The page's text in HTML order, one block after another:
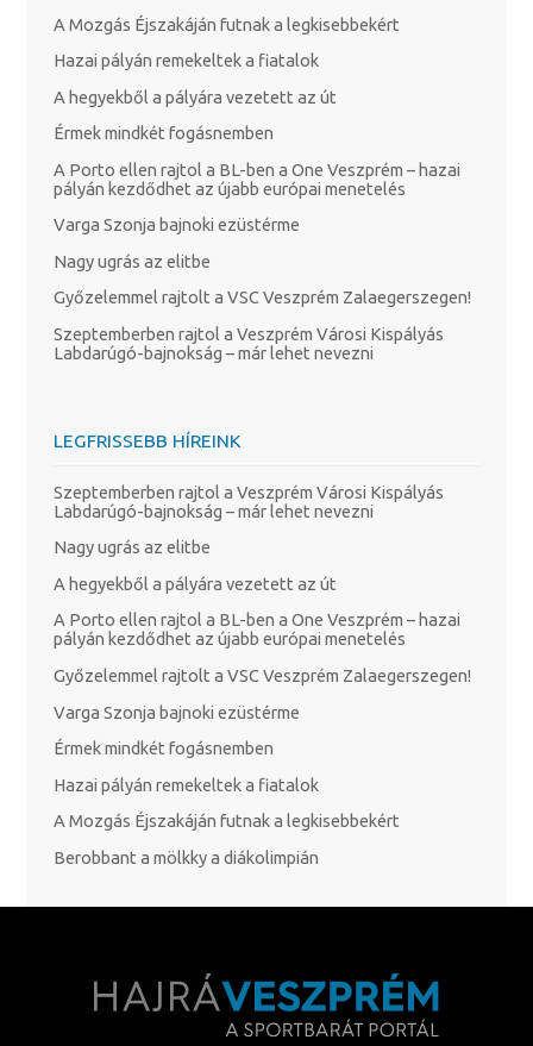
A Mozgás Éjszakáján futnak a legkisebbekért
Hazai pályán remekeltek a fiatalok
A hegyekből a pályára vezetett az út
Érmek mindkét fogásnemben
A Porto ellen rajtol a BL-ben a One Veszprém – hazai
pályán kezdődhet az újabb európai menetelés
Varga Szonja bajnoki ezüstérme
Nagy ugrás az elitbe
Győzelemmel rajtolt a VSC Veszprém Zalaegerszegen!
Szeptemberben rajtol a Veszprém Városi Kispályás
Labdarúgó-bajnokság – már lehet nevezni
LEGFRISSEBB HÍREINK
Szeptemberben rajtol a Veszprém Városi Kispályás
Labdarúgó-bajnokság – már lehet nevezni
Nagy ugrás az elitbe
A hegyekből a pályára vezetett az út
A Porto ellen rajtol a BL-ben a One Veszprém – hazai
pályán kezdődhet az újabb európai menetelés
Győzelemmel rajtolt a VSC Veszprém Zalaegerszegen!
Varga Szonja bajnoki ezüstérme
Érmek mindkét fogásnemben
Hazai pályán remekeltek a fiatalok
A Mozgás Éjszakáján futnak a legkisebbekért
Berobbant a mölkky a diákolimpián